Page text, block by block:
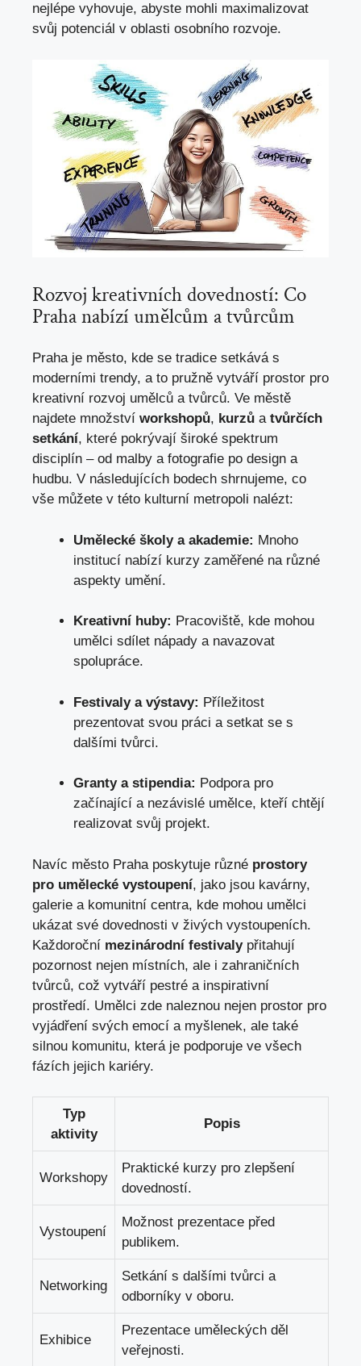
nejlépe vyhovuje, abyste mohli maximalizovat
svůj potenciál v oblasti osobního rozvoje.
Rozvoj kreativních dovedností: Co
Praha nabízí umělcům a tvůrcům
Praha je město, kde se tradice setkává s
moderními trendy, a to pružně vytváří prostor pro
kreativní rozvoj umělců a tvůrců. Ve městě
najdete množství workshopů, kurzů a tvůrčích
setkání, které pokrývají široké spektrum
disciplín – od malby a fotografie po design a
hudbu. V následujících bodech shrnujeme, co
vše můžete v této kulturní metropoli nalézt:
Umělecké školy a akademie: Mnoho
institucí nabízí kurzy zaměřené na různé
aspekty umění.
Kreativní huby: Pracoviště, kde mohou
umělci sdílet nápady a navazovat
spolupráce.
Festivaly a výstavy: Příležitost
prezentovat svou práci a setkat se s
dalšími tvůrci.
Granty a stipendia: Podpora pro
začínající a nezávislé umělce, kteří chtějí
realizovat svůj projekt.
Navíc město Praha poskytuje různé prostory
pro umělecké vystoupení, jako jsou kavárny,
galerie a komunitní centra, kde mohou umělci
ukázat své dovednosti v živých vystoupeních.
Každoroční mezinárodní festivalypřitahují
pozornost nejen místních, ale i zahraničních
tvůrců, což vytváří pestré a inspirativní
prostředí. Umělci zde naleznou nejen prostor pro
vyjádření svých emocí a myšlenek, ale také
silnou komunitu, která je podporuje ve všech
fázích jejich kariéry.
Typ
aktivity
Popis
Workshopy
Praktické kurzy pro zlepšení
dovedností.
Vystoupení
Možnost prezentace před
publikem.
Networking
Setkání s dalšími tvůrci a
odborníky v oboru.
Exhibice
Prezentace uměleckých děl
veřejnosti.